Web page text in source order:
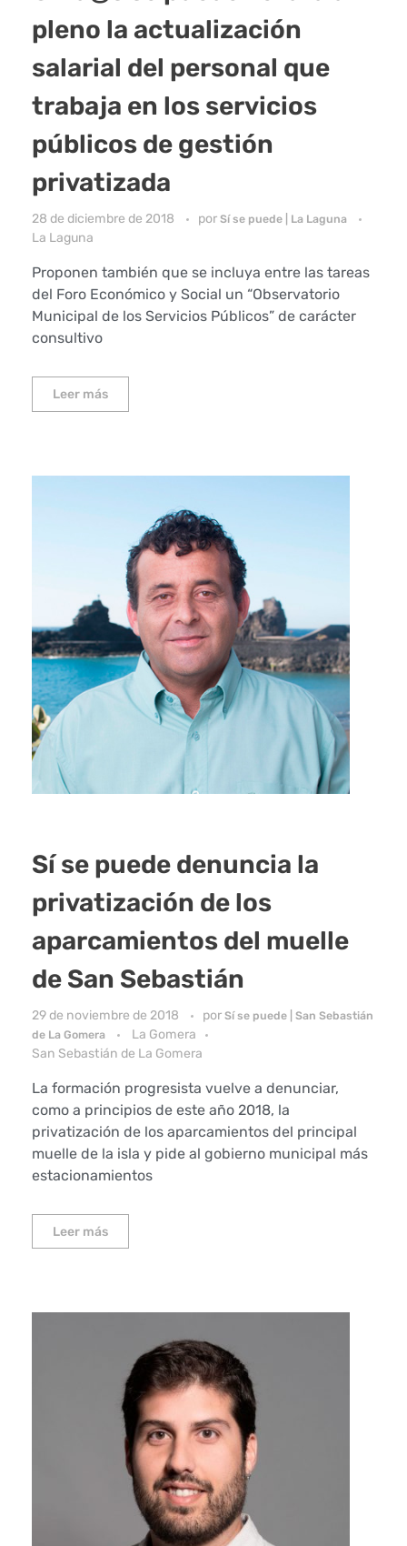
pleno la actualización
salarial del personal que
trabaja en los servicios
públicos de gestión
privatizada
28 de diciembre de 2018 por Sí se puede | La Laguna
La Laguna
Proponen también que se incluya entre las tareas
del Foro Económico y Social un “Observatorio
Municipal de los Servicios Públicos” de carácter
consultivo
Leer más
Sí se puede denuncia la
privatización de los
aparcamientos del muelle
de San Sebastián
29 de noviembre de 2018 por Sí se puede | San Sebastián
de La Gomera
La Gomera
San Sebastián de La Gomera
La formación progresista vuelve a denunciar,
como a principios de este año 2018, la
privatización de los aparcamientos del principal
muelle de la isla y pide al gobierno municipal más
estacionamientos
Leer más